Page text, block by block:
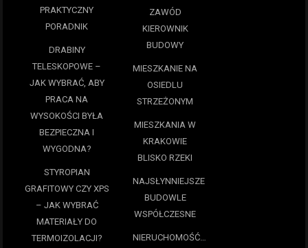
PRAKTYCZNY
PORADNIK
DRABINY
TELESKOPOWE –
JAK WYBRAĆ, ABY
PRACA NA
WYSOKOŚCI BYŁA
BEZPIECZNA I
WYGODNA?
STYROPIAN
GRAFITOWY CZY XPS
– JAK WYBRAĆ
MATERIAŁY DO
TERMOIZOLACJI?
ZAWÓD
KIEROWNIK
BUDOWY
MIESZKANIE NA
OSIEDLU
STRZEŻONYM
MIESZKANIA W
KRAKOWIE
BLISKO RZEKI
NAJSŁYNNIEJSZE
BUDOWLE
WSPÓŁCZESNE
NIERUCHOMOŚĆ…